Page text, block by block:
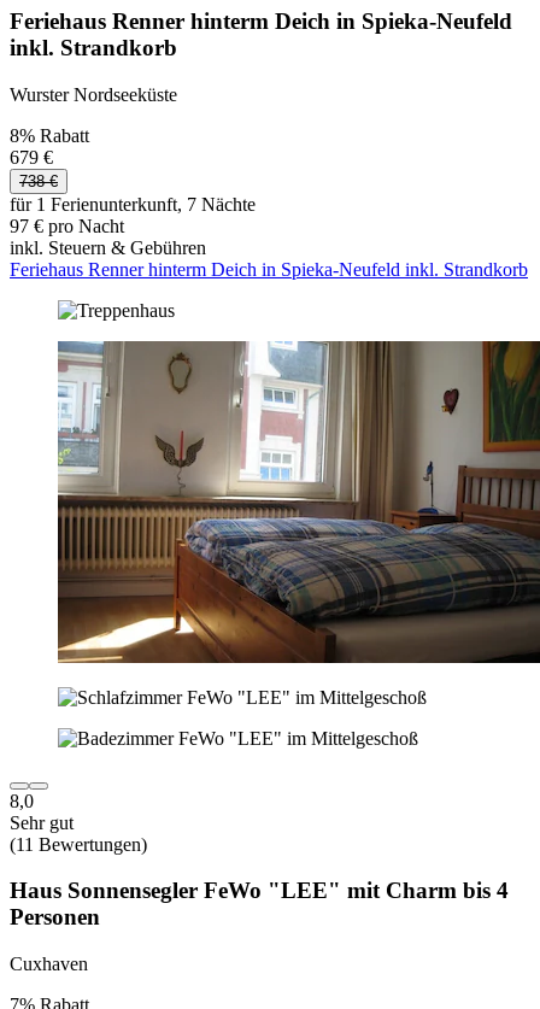
Feriehaus Renner hinterm Deich in Spieka-Neufeld
inkl. Strandkorb
Wurster Nordseeküste
8% Rabatt
679 €
738 €
für 1 Ferienunterkunft, 7 Nächte
97 € pro Nacht
inkl. Steuern & Gebühren
Feriehaus Renner hinterm Deich in Spieka-Neufeld inkl. Strandkorb
8,0
Sehr gut
(11 Bewertungen)
Haus Sonnensegler FeWo "LEE" mit Charm bis 4
Personen
Cuxhaven